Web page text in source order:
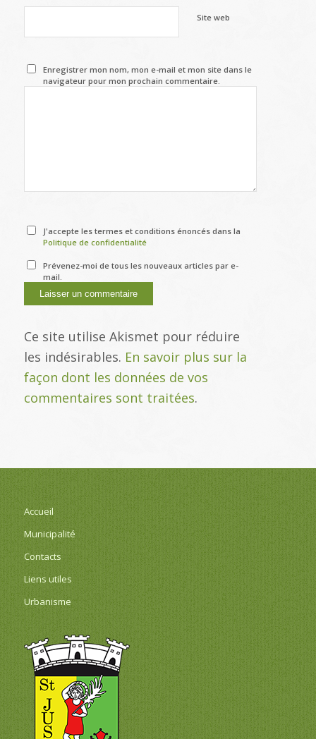
Site web
Enregistrer mon nom, mon e-mail et mon site dans le
navigateur pour mon prochain commentaire.
J'accepte les termes et conditions énoncés dans la
Politique de confidentialité
Prévenez-moi de tous les nouveaux articles par e-
mail.
Ce site utilise Akismet pour réduire
les indésirables. En savoir plus sur la
façon dont les données de vos
commentaires sont traitées.
Accueil
Municipalité
Contacts
Liens utiles
Urbanisme